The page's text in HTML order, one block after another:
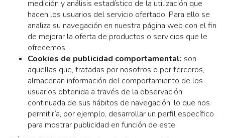
medición y análisis estadístico de la utilización que
hacen los usuarios del servicio ofertado. Para ello se
analiza su navegación en nuestra página web con el fin
de mejorar la oferta de productos o servicios que le
ofrecemos.
Cookies de publicidad comportamental: son
aquellas que, tratadas por nosotros o por terceros,
almacenan información del comportamiento de los
usuarios obtenida a través de la observación
continuada de sus hábitos de navegación, lo que nos
permitiría, por ejemplo, desarrollar un perfil específico
para mostrar publicidad en función de este.